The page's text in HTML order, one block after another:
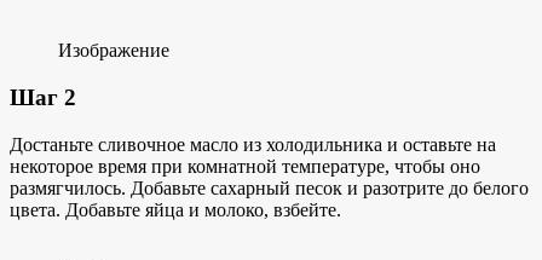
Изображение
Шаг 2
Достаньте сливочное масло из холодильника и оставьте на
некоторое время при комнатной температуре, чтобы оно
размягчилось. Добавьте сахарный песок и разотрите до белого
цвета. Добавьте яйца и молоко, взбейте.